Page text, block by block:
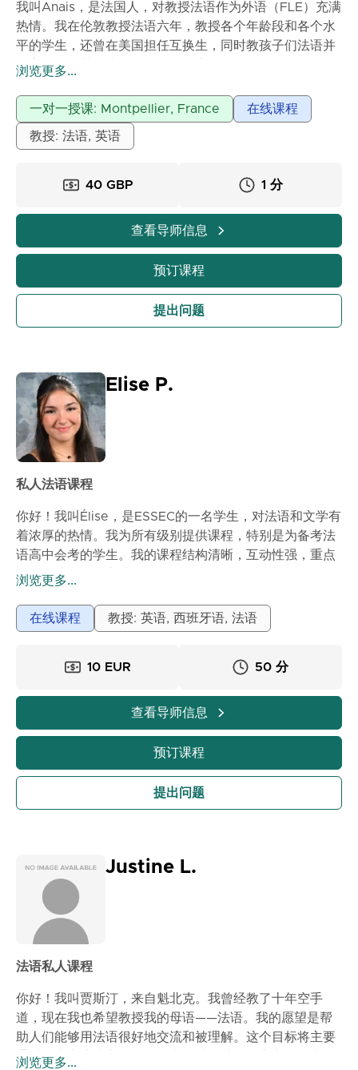
我叫Anais，是法国人，对教授法语作为外语（FLE）充满
热情。我在伦敦教授法语六年，教授各个年龄段和各个水
平的学生，还曾在美国担任互换生，同时教孩子们法语并
提高自己的英语水平。我的课程实用、个性化且轻松愉
差、工作、考试还是日常生活。我的课程安排循序渐进：
复习词汇、实践练习、引导对话以及提高口语自信的建
议。通过我的课程，你将能够自信地说法语，理解生活中
费，用于相互了解并确定你的目标。
浏览更多...
一对一授课: Montpellier, France 在线课程
教授: 法语, 英语
40 GBP 1 分
查看导师信息
预订课程
提出问题
Elise P.
私人法语课程
你好！我叫Élise，是ESSEC的一名学生，对法语和文学有
着浓厚的热情。我为所有级别提供课程，特别是为备考法
语高中会考的学生。我的课程结构清晰，互动性强，重点
在于阅读理解、实践练习、写作和口语。我会根据每个学
平，扩展词汇量，增强口语自信，并为考试做好充分准
备。
浏览更多...
在线课程 教授: 英语, 西班牙语, 法语
10 EUR 50 分
查看导师信息
预订课程
提出问题
Justine L.
法语私人课程
你好！我叫贾斯汀，来自魁北克。我曾经教了十年空手
道，现在我也希望教授我的母语——法语。我的愿望是帮
助人们能够用法语很好地交流和被理解。这个目标将主要
通过口头交流来实现，但我也可以帮助你提高书面语言能
浏览更多...